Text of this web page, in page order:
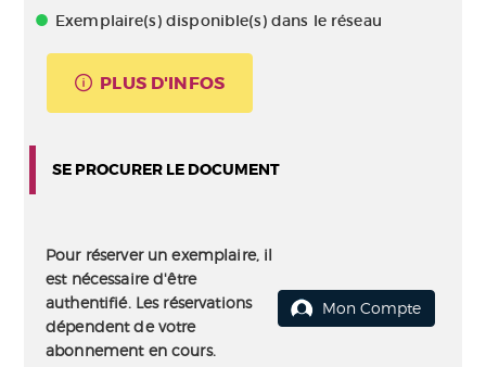
Exemplaire(s) disponible(s) dans le réseau
PLUS D'INFOS
SE PROCURER LE DOCUMENT
Pour réserver un exemplaire, il
est nécessaire d'être
authentifié. Les réservations
dépendent de votre
abonnement en cours.
Mon Compte